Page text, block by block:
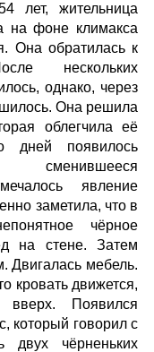
лет, жительница
на фоне климакса
Она обратилась к
нескольких
однако, через
Она решила
облегчила её
дней появилось
сменившееся
явление
заметила, что в
чёрное
на стене. Затем
Двигалась мебель.
кровать движется,
вверх. Появился
который говорил с
чёрненьких